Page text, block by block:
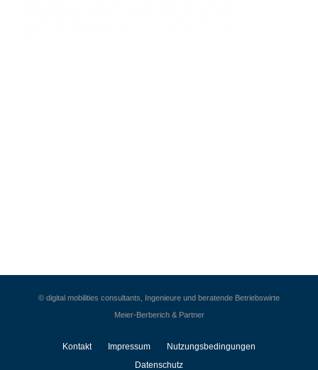
© digital mobilities consultants, Ingenieure und beratende Betriebswirte
Meier-Berberich & Partner
Kontakt Impressum
Nutzungsbedingungen
Datenschutz